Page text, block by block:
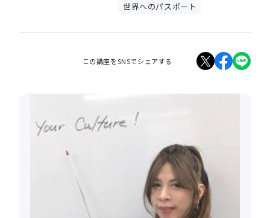
世界へのパスポート
この講座をSNSでシェアする